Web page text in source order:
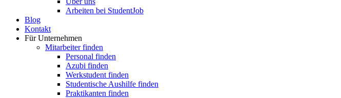
Arbeiten bei StudentJob
Blog
Kontakt
Für Unternehmen
Mitarbeiter finden
Personal finden
Azubi finden
Werkstudent finden
Studentische Aushilfe finden
Praktikanten finden